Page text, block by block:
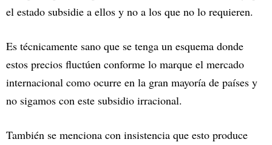
el estado subsidie a ellos y no a los que no lo requieren.
Es técnicamente sano que se tenga un esquema donde
estos precios fluctúen conforme lo marque el mercado
internacional como ocurre en la gran mayoría de países y
no sigamos con este subsidio irracional.
También se menciona con insistencia que esto produce